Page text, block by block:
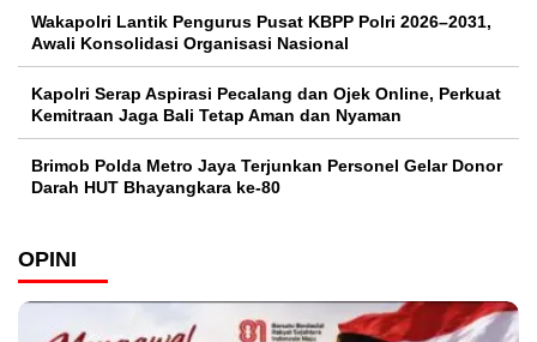
Wakapolri Lantik Pengurus Pusat KBPP Polri 2026–2031,
Awali Konsolidasi Organisasi Nasional
Kapolri Serap Aspirasi Pecalang dan Ojek Online, Perkuat
Kemitraan Jaga Bali Tetap Aman dan Nyaman
Brimob Polda Metro Jaya Terjunkan Personel Gelar Donor
Darah HUT Bhayangkara ke-80
OPINI